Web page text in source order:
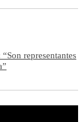
representantes